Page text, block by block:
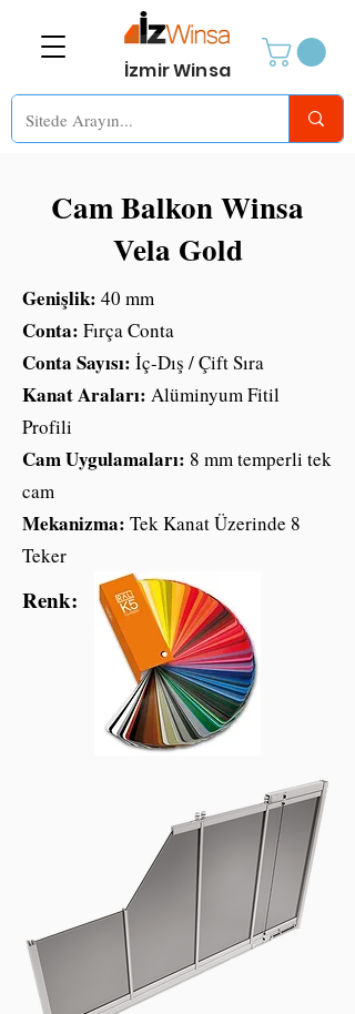
İzmir Winsa
Cam Balkon Winsa
Vela Gold
Genişlik: 40 mm
Conta: Fırça Conta
Conta Sayısı: İç-Dış / Çift Sıra
Kanat Araları: Alüminyum Fitil
Profili
Cam Uygulamaları: 8 mm temperli tek
cam
Mekanizma: Tek Kanat Üzerinde 8
Teker
Renk: